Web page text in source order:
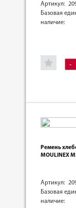
Артикул:
Базовая
наличие:
-
Ремень
MOULINEX
Артикул:
Базовая
наличие: